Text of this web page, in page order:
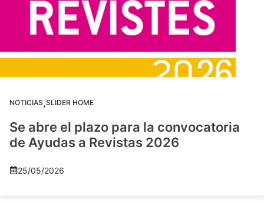
NOTICIAS,SLIDER HOME
Se abre el plazo para la convocatoria
de Ayudas a Revistas 2026
25/05/2026